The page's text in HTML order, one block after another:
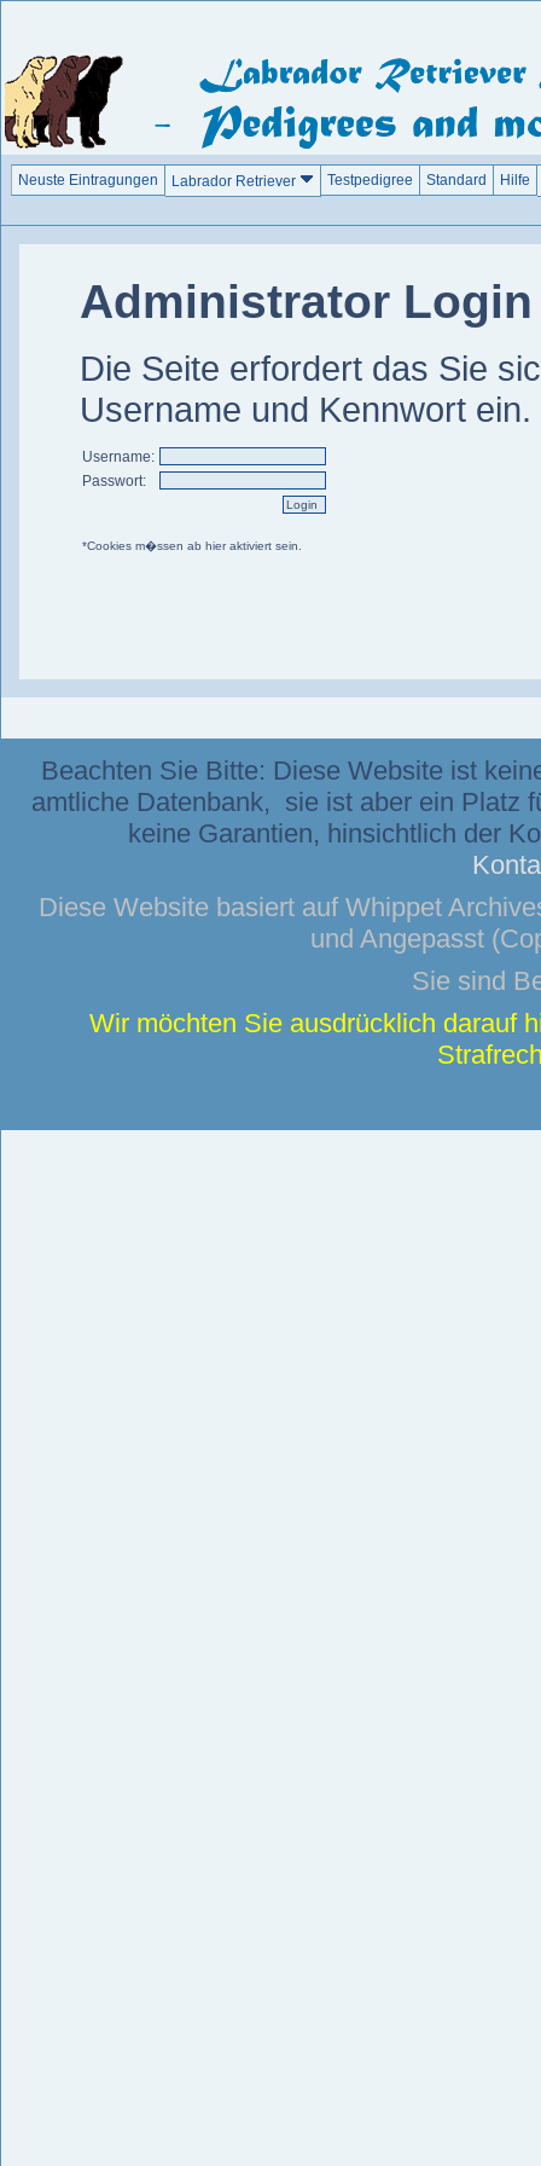
Neuste Eintragungen Labrador Retriever Testpedigree Standard Hilfe
Administrator Login
Die Seite erfordert das Sie
Username und Kennwort ein.
Username:
Passwort:
*Cookies m�ssen ab hier aktiviert sein.
Beachten Sie Bitte: Diese Website ist
amtliche Datenbank, sie ist aber ein Platz
keine Garantien, hinsichtlich der
Diese Website basiert auf Whippet
und Angepasst
Sie sind
Wir möchten Sie ausdrücklich darauf